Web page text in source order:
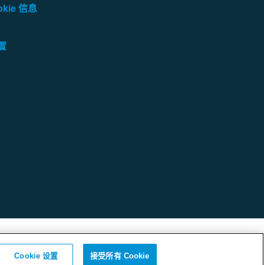
信息
Protecting life and assets
Cookie 设置 接受所有 Cookie